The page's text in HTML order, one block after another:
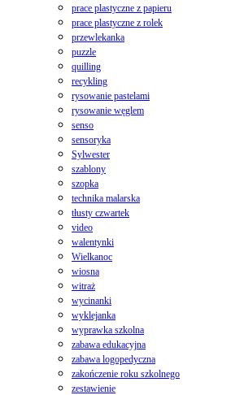
prace plastyczne z papieru
prace plastyczne z rolek
przewlekanka
puzzle
quilling
recykling
rysowanie pastelami
rysowanie węglem
senso
sensoryka
Sylwester
szablony
szopka
technika malarska
tłusty czwartek
video
walentynki
Wielkanoc
wiosna
witraż
wycinanki
wyklejanka
wyprawka szkolna
zabawa edukacyjna
zabawa logopedyczna
zakończenie roku szkolnego
zestawienie